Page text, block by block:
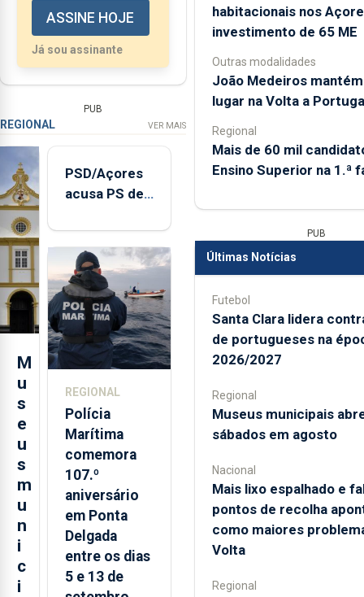
ASSINE HOJE
Já sou assinante
PUB
REGIONAL VER MAIS
M
u
s
e
u
s
m
u
n
i
c
i
PSD/Açores
acusa PS de
contraditória"
sobre
evolução
turística
REGIONAL
Polícia
Marítima
comemora
107.º
aniversário
em Ponta
Delgada
entre os dias
5 e 13 de
habitacionais nos
investimento de 65 ME
Outras modalidades
João Medeiros mantém
lugar na Volta a
Regional
Mais de 60 mil
Ensino Superior na 1.ª
PUB
Últimas Notícias
Futebol
Santa Clara lidera
de portugueses na
2026/2027
Regional
Museus municipais
sábados em agosto
Nacional
Mais lixo espalhado e
pontos de recolha
como maiores
Volta
Regional